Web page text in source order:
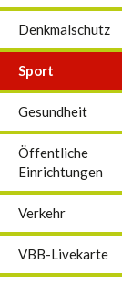
Denkmalschutz
Sport
Gesundheit
Öffentliche
Einrichtungen
Verkehr
VBB-Livekarte